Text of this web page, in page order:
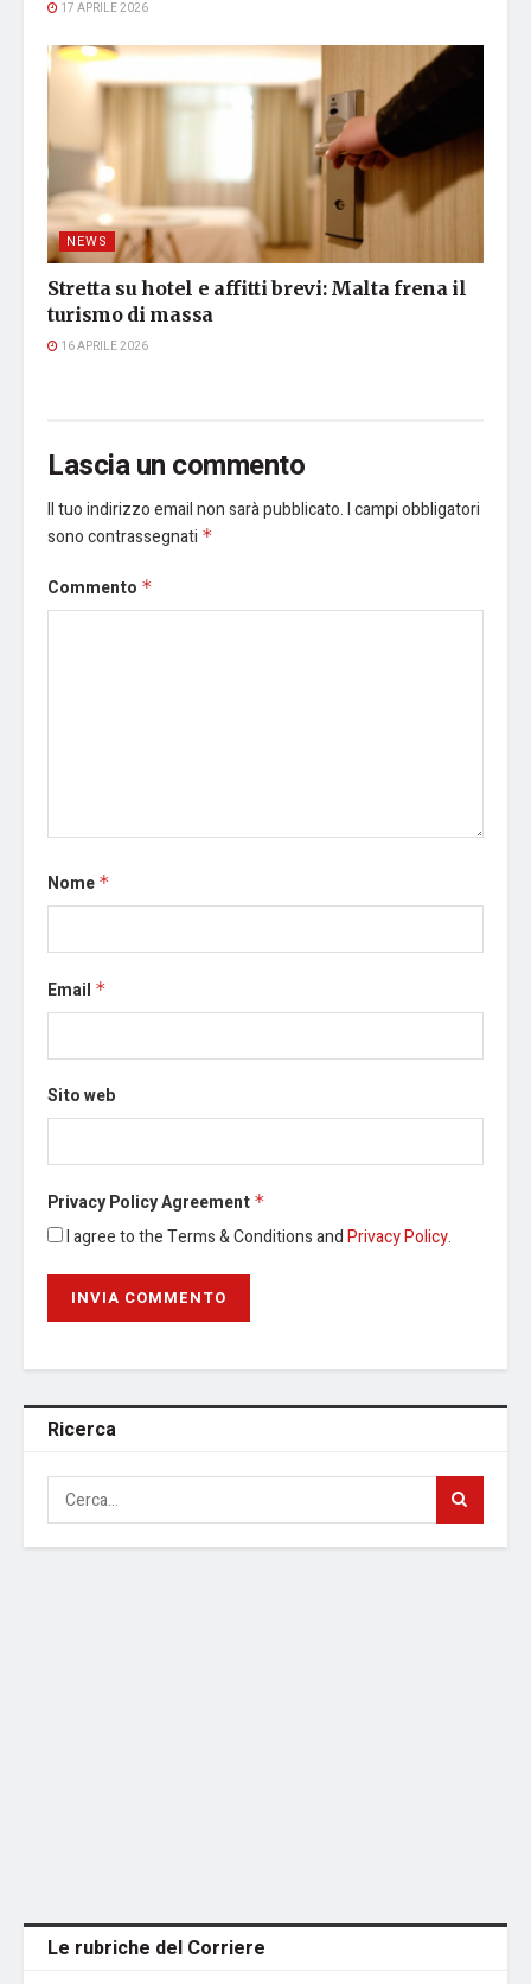
17 APRILE 2026
NEWS
Stretta su hotel e affitti brevi: Malta frena il
turismo di massa
16 APRILE 2026
Lascia un commento
Il tuo indirizzo email non sarà pubblicato.I campi obbligatori
sono contrassegnati *
Commento *
Nome *
Email *
Sito web
Privacy Policy Agreement *
I agree to the Terms & Conditions andPrivacy Policy.
Ricerca
Le rubriche del Corriere